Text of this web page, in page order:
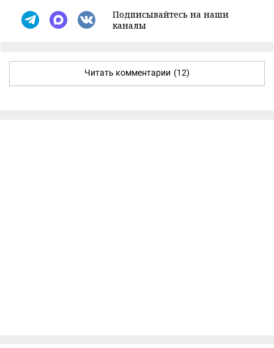
Подписывайтесь на наши
каналы
Читать комментарии (12)